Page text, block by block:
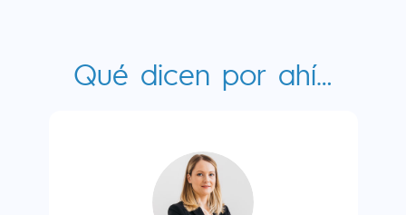
Qué dicen por ahí…